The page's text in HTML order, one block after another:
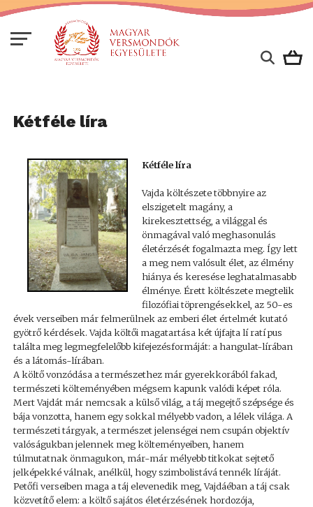
Kétféle líra
Kétféle líra
Vajda költészete többnyire az
elszigetelt magány, a
kirekesztettség, a világgal és
önmagával való meghasonulás
életérzését fogalmazta meg. Így lett
a meg nem valósult élet, az élmény
hiánya és keresése leghatalmasabb
élménye. Érett költészete megtelik
filozófiai töprengésekkel, az 50-es
évek verseiben már felmerülnek az emberi élet értelmét kutató
gyötrő kérdések. Vajda költői magatartása két újfajta lí ratí pus
találta meg legmegfelelőbb kifejezésformáját: a hangulat-lírában
és a látomás-lírában.
A költő vonzódása a természethez már gyerekkorából fakad,
természeti költeményében mégsem kapunk valódi képet róla.
Mert Vajdát már nemcsak a külső világ, a táj megejtő szépsége és
bája vonzotta, hanem egy sokkal mélyebb vadon, a lélek világa. A
természeti tárgyak, a természet jelenségei nem csupán objektív
valóságukban jelennek meg költeményeiben, hanem
túlmutatnak önmagukon, már-már mélyebb titkokat sejtető
jelképekké válnak, anélkül, hogy szimbolistává tennék líráját.
Petőfi verseiben maga a táj elevenedik meg, Vajdáéban a táj csak
közvetítő elem: a költő sajátos életérzésének hordozója,